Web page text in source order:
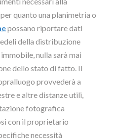
quanto una planimetria o
possano riportare dati
della distribuzione
nulla sarà mai
dello stato di fatto. Il
provvederà a
e altre distanze utili,
fotografica
con il proprietario
necessità